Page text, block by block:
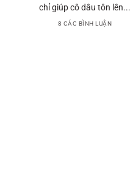
chỉ giúp cô dâu tôn lên...
8 CÁC BÌNH LUẬN